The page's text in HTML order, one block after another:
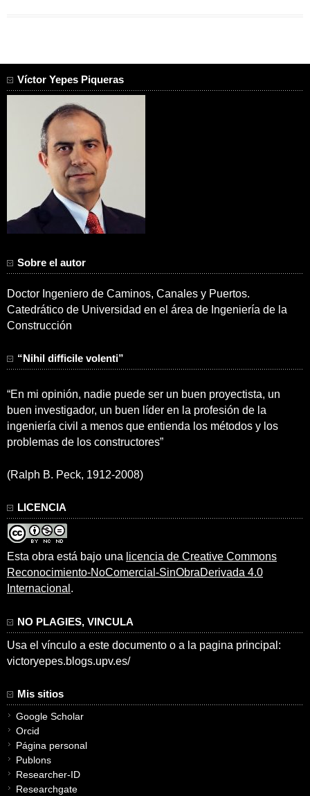
Víctor Yepes Piqueras
Sobre el autor
Doctor Ingeniero de Caminos, Canales y Puertos.
Catedrático de Universidad en el área de Ingeniería de la
Construcción
“Nihil difficile volenti”
“En mi opinión, nadie puede ser un buen proyectista, un
buen investigador, un buen líder en la profesión de la
ingeniería civil a menos que entienda los métodos y los
problemas de los constructores”
(Ralph B. Peck, 1912-2008)
LICENCIA
Esta obra está bajo una licencia de Creative Commons
Reconocimiento-NoComercial-SinObraDerivada 4.0
Internacional .
NO PLAGIES, VINCULA
Usa el vínculo a este documento o a la pagina principal:
victoryepes.blogs.upv.es/
Mis sitios
Google Scholar
Orcid
Página personal
Publons
Researcher-ID
Researchgate